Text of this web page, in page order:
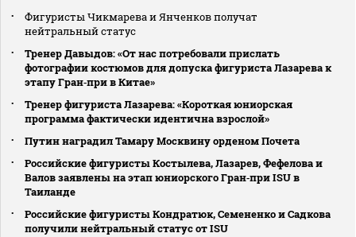
Фигуристы Чикмарева и Янченков получат
нейтральный статус
Тренер Давыдов: «От нас потребовали прислать
фотографии костюмов для допуска фигуриста Лазарева к
этапу Гран‑при в Китае»
Тренер фигуриста Лазарева: «Короткая юниорская
программа фактически идентична взрослой»
Путин наградил Тамару Москвину орденом Почета
Российские фигуристы Костылева, Лазарев, Фефелова и
Валов заявлены на этап юниорского Гран‑при ISU в
Таиланде
Российские фигуристы Кондратюк, Семененко и Садкова
получили нейтральный статус от ISU